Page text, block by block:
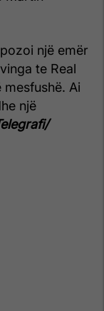
një emër
te Real
Ai
një